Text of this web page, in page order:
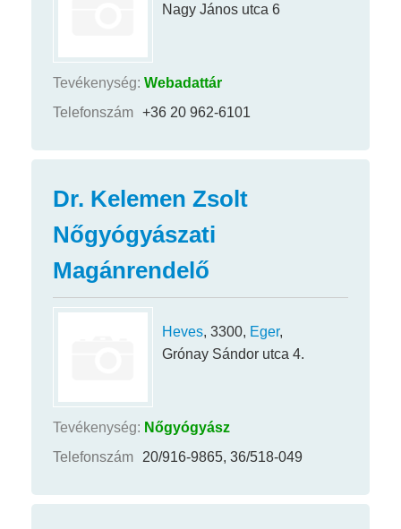
Nagy János utca 6
Tevékenység: Webadattár
Telefonszám +36 20 962-6101
Dr. Kelemen Zsolt
Nőgyógyászati
Magánrendelő
Heves, 3300, Eger,
Grónay Sándor utca 4.
Tevékenység: Nőgyógyász
Telefonszám
20/916-9865, 36/518-049